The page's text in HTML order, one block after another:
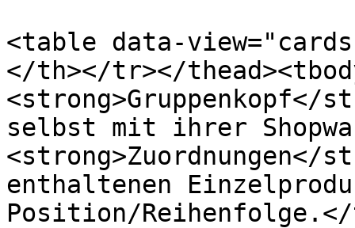
<table data-
</th></tr></
<strong>Gruppenkopf</
selbst mit ihrer
<strong>Zuordnungen</
enthaltenen
Position/